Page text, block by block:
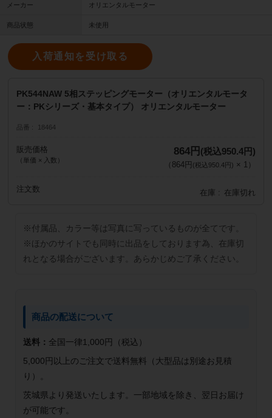
メーカー オリエンタルモーター
商品状態 未使用
入荷通知を受け取る
PK544NAW 5相ステッピングモーター（オリエンタルモータ
ー：PKシリーズ・基本タイプ） オリエンタルモーター
品番 18464
販売価格
（単価 × 入数）
864円 (税込950.4円)
（ 864円 (税込950.4円) × 1）
注文数 在庫 在庫切れ
※付属品、カラー等は写真に写っているものが全てです。
※ほかのサイトでも同時に出品をしております為、在庫切
れとなる場合がございます。あらかじめご了承ください。
商品の配送について
送料： 全国一律1,000円（税込）
5,000円以上のご注文で送料無料（大型品は別途お見積
り）。
茨城県より発送いたします。一部地域を除き、翌日お届け
が可能です。